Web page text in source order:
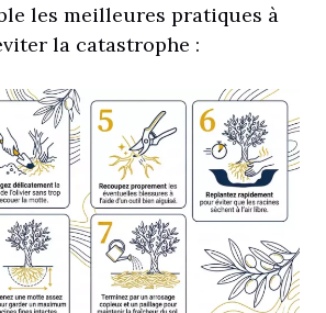
les meilleures pratiques à
la catastrophe :